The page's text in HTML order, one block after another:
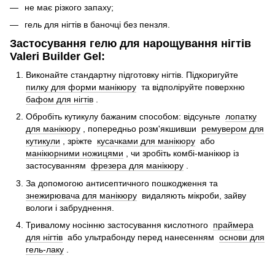
не має різкого запаху;
гель для нігтів в баночці без пензля.
Застосування гелю для нарощування нігтів
Valeri Builder Gel:
Виконайте стандартну підготовку нігтів. Підкоригуйте
пилку для форми манікюру та відполіруйте поверхню
бафом для нігтів
Обробіть кутикулу бажаним способом: відсуньте лопатку
для манікюру , попередньо розм'якшивши ремувером для
кутикули , зріжте кусачками для манікюру або
манікюрними ножицями , чи зробіть комбі-манікюр із
застосуванням фрезера для манікюру .
За допомогою антисептичного пошкодження та
знежирювача для манікюру видаляють мікроби, зайву
вологи і забруднення.
Тривалому носінню застосування кислотного праймера
для нігтів або ультрабонду перед нанесенням основи для
гель-лаку